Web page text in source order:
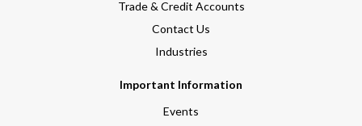
Trade & Credit Accounts
Contact Us
Industries
Important Information
Events